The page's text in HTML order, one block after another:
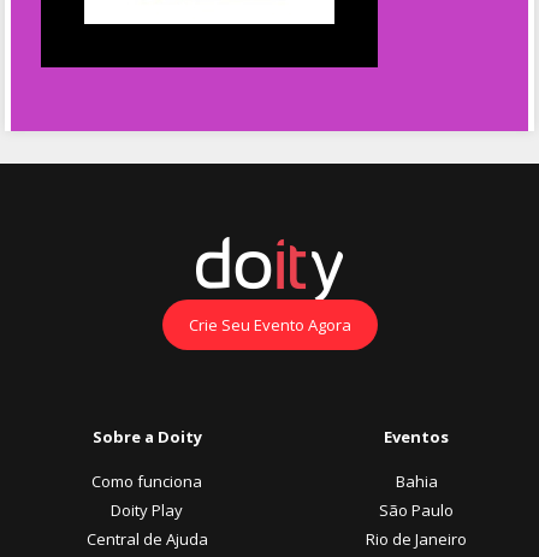
Crie Seu Evento Agora
Sobre a Doity
Como funciona
Doity Play
Central de Ajuda
Eventos
Bahia
São Paulo
Rio de Janeiro